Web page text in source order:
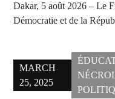
Dakar, 5 août 2026 – Le
Démocratie et de la
MARCH
25, 2025